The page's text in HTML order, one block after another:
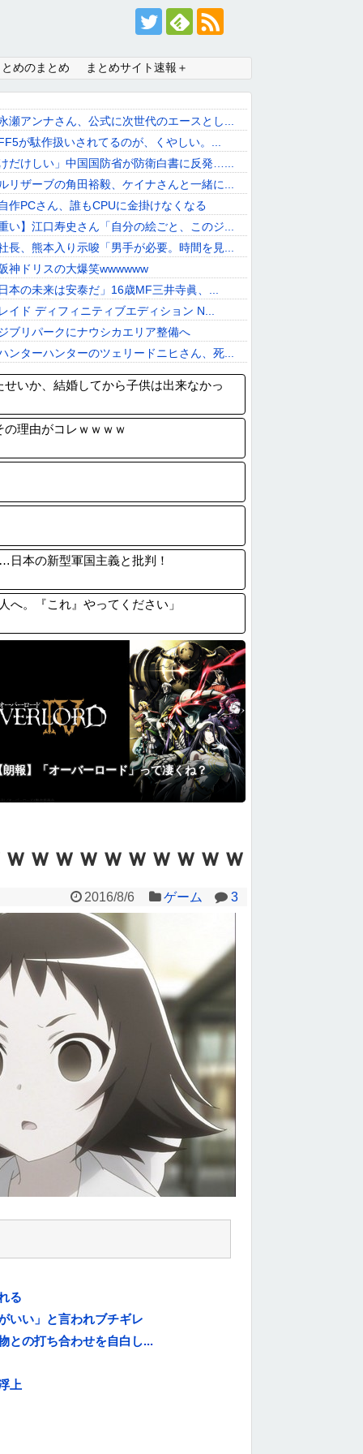
めのまとめ まとめサイト速報＋
永瀬アンナさん、公式に次世代のエースとし...
FF5が駄作扱いされてるのが、くやしい。...
けだけしい」中国国防省が防衛白書に反発…...
リザーブの角田裕毅、ケイナさんと一緒に...
作PCさん、誰もCPUに金掛けなくなる
重い】江口寿史さん「自分の絵ごと、このジ...
長、熊本入り示唆「男手が必要。時間を見...
神ドリスの大爆笑wwwwww
本の未来は安泰だ」16歳MF三井寺眞、...
イド ディフィニティブエディション N...
ブリパークにナウシカエリア整備へ
ハンターハンターのツェリードニヒさん、死...
の女です。家が嫌いすぎて家を出て現在養...
ンチプレス100キロ1回と懸垂10回っ...
EXILE・黒木啓司、妻・宮崎麗果被告...
ューバランスはダサい！onは時代遅れ！...
いか、結婚してから子供は出来なかっ
理由がコレｗｗｗｗ
日本の新型軍国主義と批判！
へ。『これ』やってください」
朗報】「オーバーロード」って凄くね？
ｗｗｗｗｗｗｗｗｗ
2016/8/6 ゲーム 3
る
いい」と言われブチギレ
との打ち合わせを自白し...
上